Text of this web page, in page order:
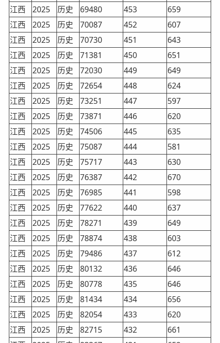
江西
2025 历史 69480 453
659
江西
2025 历史 70087 452
607
江西
2025 历史 70730 451
643
江西
2025 历史 71381 450
651
江西
2025 历史 72030 449
649
江西
2025 历史 72654 448
624
江西
2025 历史 73251 447
597
江西
2025 历史 73871 446
620
江西
2025 历史 74506 445
635
江西
2025 历史 75087 444
581
江西
2025 历史 75717 443
630
江西
2025 历史 76387 442
670
江西
2025 历史 76985 441
598
江西
2025 历史 77622 440
637
江西
2025 历史 78271 439
649
江西
2025 历史 78874 438
603
江西
2025 历史 79486 437
612
江西
2025 历史 80132 436
646
江西
2025 历史 80778 435
646
江西
2025 历史 81434 434
656
江西
2025 历史 82054 433
620
江西
2025 历史 82715 432
661